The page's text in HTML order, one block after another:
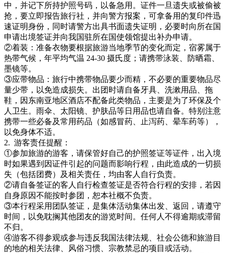
中，并记下所持护照号码，以备急用。证件一旦遗失或被偷被
抢，要立即报告旅行社，并向警方报案，可拿备用的复印件迅
速证明身份，同时请警方出具书面遗失证明，必要时向所在国
申请出境签证并向我国驻所在国使领馆提出补办申请。
②着装：准备衣物要根据旅游当地季节的变化而定，宿雾属于
热带气候，年平均气温 24-30 摄氏度；请携带泳装、防晒霜、
墨镜等。
③应带物品：旅行中携带物品要少而精，不必要的重要物品尽
量少带，以免造成损失。出团时请自备牙具、洗漱用品、拖
鞋，因东南亚地区酒店不配备此类物品，主要是为了环保及个
人卫生。雨伞、太阳镜、护肤品等日用品也请自备。特别注意
携带一些必备及常用药品（如感冒药、止泻药、晕车药等），
以免身体不适。
2. 游客责任提醒：
①参加旅游的游客，请保管好自己的护照签证等证件，出入境
时如果遇到因证件引起的问题而影响行程，由此造成的一切损
失（包括团费）及相关责任，均由客人自行负责。
②请自备签证的客人自行检查签证是否符合行程的安排，若因
自身原因不能按时参团，恕本社概不负责。
③本行程采用团队签证，是集体活动集体出发、返回，请遵守
时间，以免耽搁其他团友的游览时间。任何人不得逾期或滞留
不归。
④游客不得参观或参与违反我国法律法规、社会公德和旅游目
的地的相关法律、风俗习惯、宗教禁忌的项目或活动。